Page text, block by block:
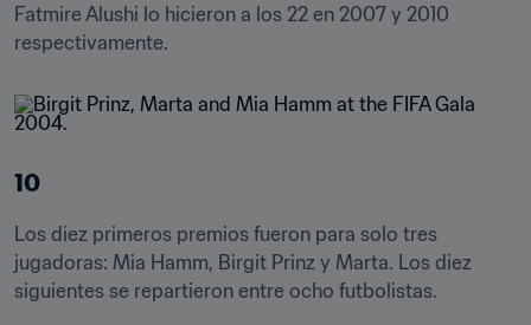
Fatmire Alushi lo hicieron a los 22 en 2007 y 2010
respectivamente.
10
Los diez primeros premios fueron para solo tres
jugadoras: Mia Hamm, Birgit Prinz y Marta. Los diez
siguientes se repartieron entre ocho futbolistas.